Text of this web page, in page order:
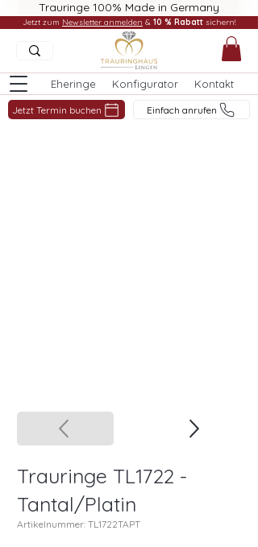
Trauringe 100% Made in Germany
Eheringe Konfigurator Kontakt
Jetzt Termin buchen Einfach anrufen
Jetzt zum Newsletter anmelden & 10 % Rabatt sichern!
Trauringe TL1722 -
Tantal/Platin
Artikelnummer: TL1722TAPT